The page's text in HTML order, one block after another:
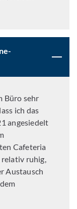
Büro sehr
ich das
angesiedelt
Cafeteria
ruhig,
Austausch